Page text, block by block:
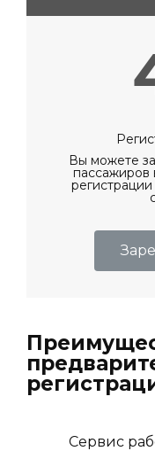
Вы можете
пассажиров
Сервис